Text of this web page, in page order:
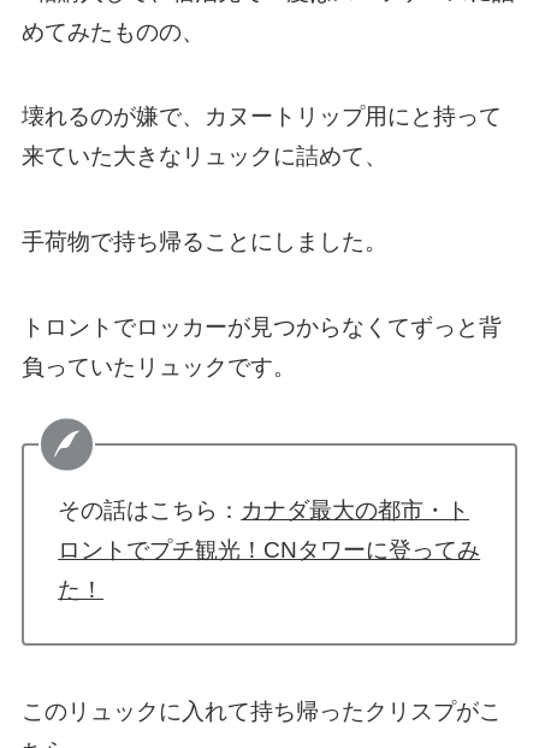
めてみたものの、
壊れるのが嫌で、カヌートリップ用にと持って
来ていた大きなリュックに詰めて、
手荷物で持ち帰ることにしました。
トロントでロッカーが見つからなくてずっと背
負っていたリュックです。
その話はこちら： カナダ最大の都市・ト
ロントでプチ観光！CNタワーに登ってみ
た！
このリュックに入れて持ち帰ったクリスプがこ